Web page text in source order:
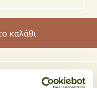
καλάθι